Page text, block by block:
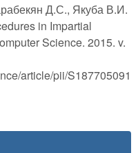
Д.С., Якуба В.И.
in Impartial
Science. 2015. v.
article/pii/S187705091